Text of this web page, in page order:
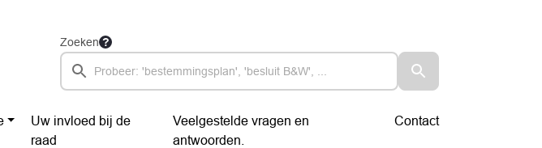
Zoeken
Uw invloed bij de
raad
Veelgestelde vragen en
antwoorden.
Contact